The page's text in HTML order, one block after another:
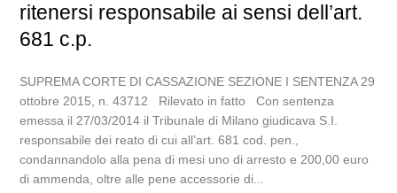
ritenersi responsabile ai sensi dell’art.
681 c.p.
SUPREMA CORTE DI CASSAZIONE SEZIONE I SENTENZA 29
ottobre 2015, n. 43712 Rilevato in fatto Con sentenza
emessa il 27/03/2014 il Tribunale di Milano giudicava S.I.
responsabile dei reato di cui all’art. 681 cod. pen.,
condannandolo alla pena di mesi uno di arresto e 200,00 euro
di ammenda, oltre alle pene accessorie di...